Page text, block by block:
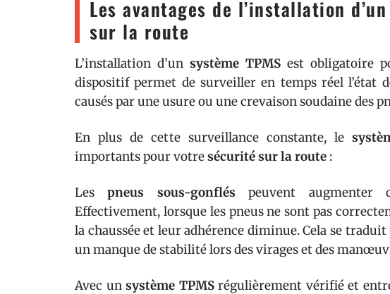
Les avantages de l’installation
sur la route
L’installation d’un système TPMS est obligatoire
dispositif permet de surveiller en temps réel l’état
causés par une usure ou une crevaison soudaine des
En plus de cette surveillance constante, le
importants pour votresécurité sur la route :
Lespneus sous-gonflés peuvent augmenter
Effectivement, lorsque les pneus ne sont pas
la chaussée et leur adhérence diminue. Cela se
un manque de stabilité lors des virages et des
Avec un système TPMSrégulièrement vérifié et